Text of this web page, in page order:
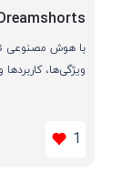
ویژگی‌ها،
1